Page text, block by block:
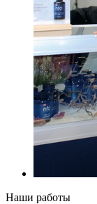
Наши работы